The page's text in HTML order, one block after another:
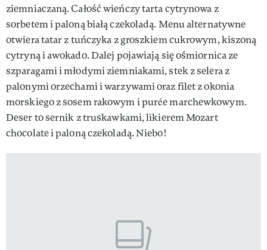
ziemniaczaną. Całość wieńczy tarta cytrynowa z
sorbetem i paloną białą czekoladą. Menu alternatywne
otwiera tatar z tuńczyka z groszkiem cukrowym, kiszoną
cytryną i awokado. Dalej pojawiają się ośmiornica ze
szparagami i młodymi ziemniakami, stek z selera z
palonymi orzechami i warzywami oraz filet z okonia
morskiego z sosem rakowym i purée marchewkowym.
Deser to sernik z truskawkami, likierem Mozart
chocolate i paloną czekoladą. Niebo!